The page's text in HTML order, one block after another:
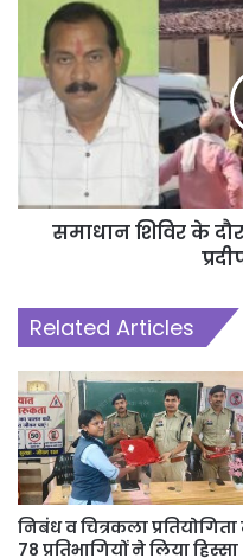
निरीखक उत्तम कुमार साहू को
समाधान शिविर के
Related Articles
निबंध व चित्रकला
78 प्रतिभागियों ने लिया हिस्सा